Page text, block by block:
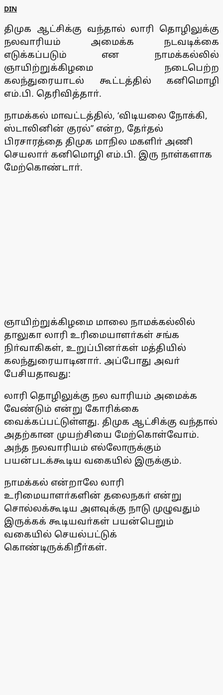
DIN
திமுக ஆட்சிக்கு வந்தால் லாரி தொழிலுக்கு
நலவாரியம் அமைக்க நடவடிக்கை
எடுக்கப்படும் என நாமக்கல்லில்
ஞாயிற்றுக்கிழமை நடைபெற்ற
கலந்துரையாடல் கூட்டத்தில் கனிமொழி
எம்.பி. தெரிவித்தாா்.
நாமக்கல் மாவட்டத்தில், ‘விடியலை நோக்கி,
ஸ்டாலினின் குரல்’’ என்ற, தோ்தல்
பிரசாரத்தை திமுக மாநில மகளிா் அணி
செயலாா் கனிமொழி எம்.பி. இரு நாள்களாக
மேற்கொண்டாா்.
ஞாயிற்றுக்கிழமை மாலை நாமக்கல்லில்
தாலுகா லாரி உரிமையாளா்கள் சங்க
நிா்வாகிகள், உறுப்பினா்கள் மத்தியில்
கலந்துரையாடினாா். அப்போது அவா்
பேசியதாவது:
லாரி தொழிலுக்கு நல வாரியம் அமைக்க
வேண்டும் என்று கோரிக்கை
வைக்கப்பட்டுள்ளது. திமுக ஆட்சிக்கு வந்தால்
அதற்கான முயற்சியை மேற்கொள்வோம்.
அந்த நலவாரியம் எல்லோருக்கும்
பயன்படக்கூடிய வகையில் இருக்கும்.
நாமக்கல் என்றாலே லாரி
உரிமையாளா்களின் தலைநகா் என்று
சொல்லக்கூடிய அளவுக்கு நாடு முழுவதும்
இருக்கக் கூடியவா்கள் பயன்பெறும்
வகையில் செயல்பட்டுக்
கொண்டிருக்கிறீா்கள்.